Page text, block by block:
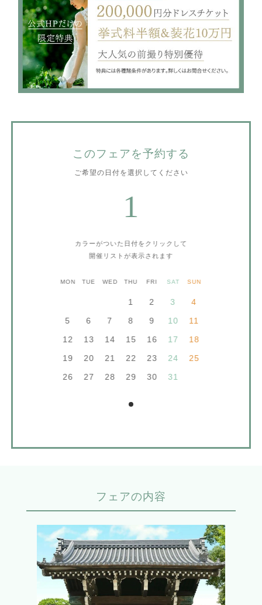
このフェアを予約する
ご希望の日付を選択してください
1
カラーがついた日付をクリックして
開催リストが表示されます
MON TUE WED THU FRI SAT SUN
1 2 3
4
5
6 7 8 9 10
11
12
13 14 15 16 17
18
19
20 21 22 23 24
25
26
27 28 29 30 31
フェアの内容